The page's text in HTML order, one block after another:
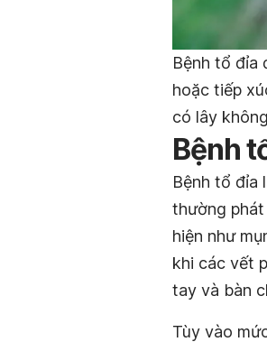
Bệnh tổ đỉa
hoặc tiếp
có lây
Bệnh
Bệnh tổ đỉa
thường
hiện như
khi các vết
tay và bàn
Tùy vào